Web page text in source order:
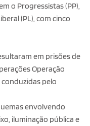
o Progressistas (PP),
(PL), com cinco
em prisões de
Operação
conduzidas pelo
envolvendo
iluminação pública e